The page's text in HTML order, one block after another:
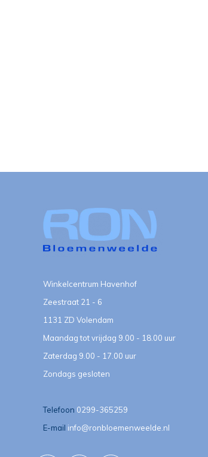
Winkelcentrum Havenhof
Zeestraat 21 - 6
1131 ZD Volendam
Maandag tot vrijdag 9.00 - 18.00 uur
Zaterdag 9.00 - 17.00 uur
Zondags gesloten
Telefoon 0299-365259
E-mail info@ronbloemenweelde.nl